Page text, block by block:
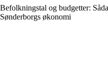
Befolkningstal og budgetter:
Sønderborgs økonomi